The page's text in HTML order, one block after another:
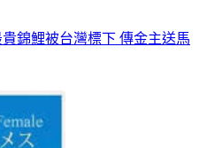
錦鯉被台灣標下 傳金主送馬